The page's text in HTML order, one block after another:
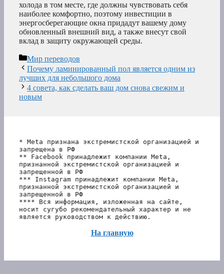
холода в том месте, где должны чувствовать себя
наиболее комфортно, поэтому инвестиции в
энергосберегающие окна придадут вашему дому
обновленный внешний вид, а также внесут свой
вклад в защиту окружающей среды.
Рубрики
Мир переводов
Почему ламинированный пол является одним из
лучших для небольшого дома
4 совета, как сделать ваш дом снова свежим и
новым
* Meta признана экстремистской организацией и
запрещена в РФ
** Facebook принадлежит компании Meta,
признанной экстремистской организацией и
запрещенной в РФ
*** Instagram принадлежит компании Meta,
признанной экстремистской организацией и
запрещенной в РФ
**** Вся информация, изложенная на сайте,
носит сугубо рекомендательный характер и не
является руководством к действию.
На главную